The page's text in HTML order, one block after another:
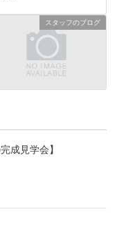
スタッフのブログ
完成見学会】